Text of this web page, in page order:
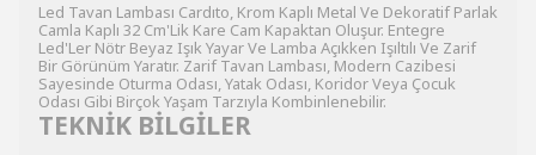
Led Tavan Lambası Cardıto, Krom Kaplı Metal Ve Dekoratif Parlak
Camla Kaplı 32 Cm'Lik Kare Cam Kapaktan Oluşur. Entegre
Led'Ler Nötr Beyaz Işık Yayar Ve Lamba Açıkken Işıltılı Ve Zarif
Bir Görünüm Yaratır. Zarif Tavan Lambası, Modern Cazibesi
Sayesinde Oturma Odası, Yatak Odası, Koridor Veya Çocuk
Odası Gibi Birçok Yaşam Tarzıyla Kombinlenebilir.
TEKNİK BİLGİLER